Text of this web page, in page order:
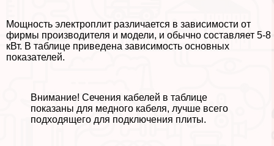
Мощность электроплит различается в зависимости от
фирмы производителя и модели, и обычно составляет 5-8
кВт. В таблице приведена зависимость основных
показателей.
Внимание! Сечения кабелей в таблице
показаны для медного кабеля, лучше всего
подходящего для подключения плиты.